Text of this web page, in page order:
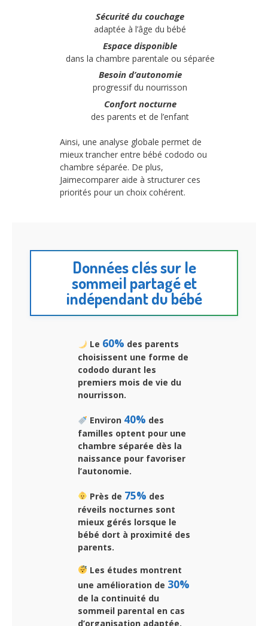
Sécurité du couchage
adaptée à l’âge du bébé
Espace disponible
dans la chambre parentale ou séparée
Besoin d’autonomie
progressif du nourrisson
Confort nocturne
des parents et de l’enfant
Ainsi, une analyse globale permet de
mieux trancher entre bébé cododo ou
chambre séparée. De plus,
Jaimecomparer aide à structurer ces
priorités pour un choix cohérent.
Données clés sur le
sommeil partagé et
indépendant du bébé
Le 60% des parents
choisissent une forme de
cododo durant les
premiers mois de vie du
nourrisson.
Environ 40% des
familles optent pour une
chambre séparée dès la
naissance pour favoriser
l’autonomie.
Près de 75% des
réveils nocturnes sont
mieux gérés lorsque le
bébé dort à proximité des
parents.
Les études montrent
une amélioration de 30%
de la continuité du
sommeil parental en cas
d’organisation adaptée.